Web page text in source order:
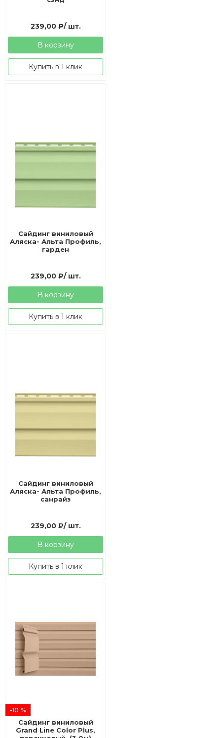
239,00 ₽/ шт.
В корзину
Купить в 1 клик
Сайдинг виниловый
Аляска- Альта Профиль,
гарден
239,00 ₽/ шт.
В корзину
Купить в 1 клик
Сайдинг виниловый
Аляска- Альта Профиль,
санрайз
239,00 ₽/ шт.
В корзину
Купить в 1 клик
-10 %
Сайдинг виниловый
Grand Line Color Plus,